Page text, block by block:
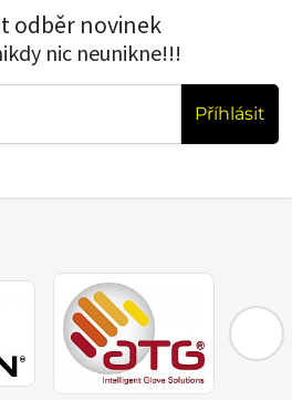
odběr novinek
nic neunikne!!!
Příhlásit